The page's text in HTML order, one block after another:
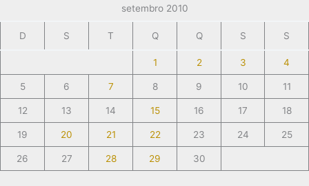
setembro 2010
D S T Q Q S S
1 2 3 4
5 6 7 8 9 10 11
12 13 14 15 16 17 18
19 20 21 22 23 24 25
26 27 28 29 30